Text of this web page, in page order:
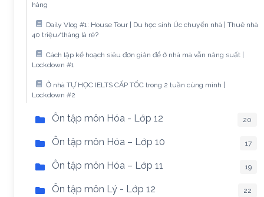
hàng
Daily Vlog #1: House Tour | Du học sinh Úc chuyển nhà | Thuê nhà
40 triệu/tháng là rẻ?
Cách lập kế hoạch siêu đơn giản để ở nhà mà vẫn năng suất |
Lockdown #1
Ở nhà TỰ HỌC IELTS CẤP TỐC trong 2 tuần cùng mình |
Lockdown #2
Ôn tập môn Hóa - Lớp 12 20
Ôn tập môn Hóa – Lớp 10 17
Ôn tập môn Hóa – Lớp 11 19
Ôn tập môn Lý - Lớp 12 22